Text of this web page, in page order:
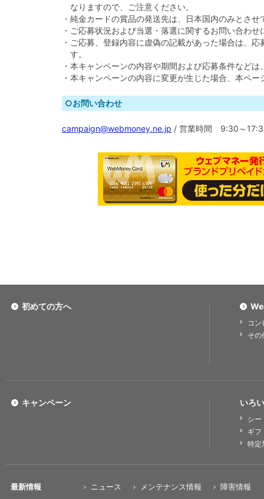
なりますので、ご注意ください。
・純金カードの賞品の発送先は、日本国内のみとさせ
・ご応募状況および当選・落選に関するお問い合わ
・ご応募、登録内容に虚偽の記載があった場合は、
す。
・本キャンペーンの内容や期間および応募条件など
・本キャンペーンの内容に変更が生じた場合、本ペ
○お問い合わせ
campaign@webmoney.ne.jp / 営業時間 9:30～
初めての方へ
コ
その
いろ
シー
ギフ
特定
キャンペーン
最新情報 ニュース メンテナンス情報 障害情報